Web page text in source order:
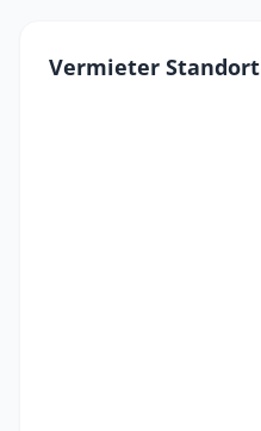
Vermieter Standort